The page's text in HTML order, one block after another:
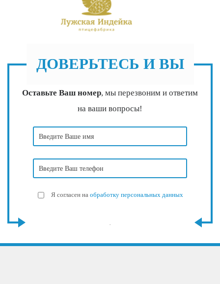
ДОВЕРЬТЕСЬ И ВЫ
Оставьте Ваш номер, мы перезвоним и ответим
на ваши вопросы!
Я согласен на обработку персональных данных